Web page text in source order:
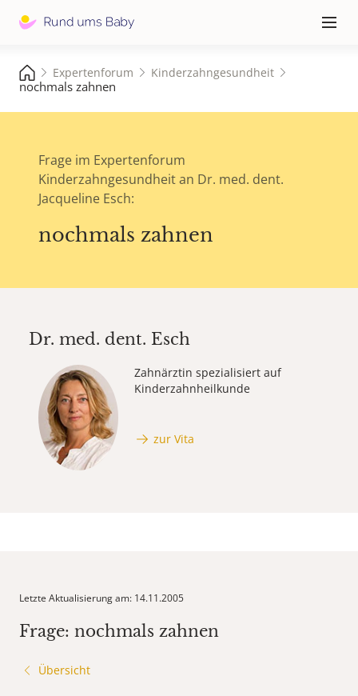
≡
Expertenforum Kinderzahngesundheit
nochmals zahnen
Frage im Expertenforum
Kinderzahngesundheit an Dr. med. dent.
Jacqueline Esch:
nochmals zahnen
Dr. med. dent. Esch
Zahnärztin spezialisiert auf
Kinderzahnheilkunde
zur Vita
Letzte Aktualisierung am: 14.11.2005
Frage: nochmals zahnen
Übersicht